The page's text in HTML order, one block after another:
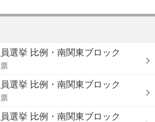
選挙 比例・南関東ブロック
選挙 比例・南関東ブロック
選挙 比例・南関東ブロック